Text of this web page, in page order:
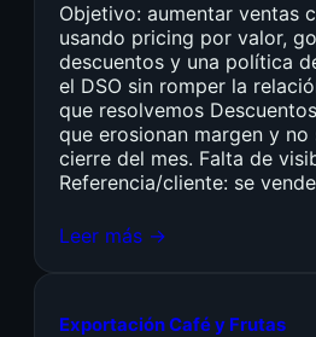
Objetivo: aumentar ventas
usando pricing por valor,
descuentos y una política
el DSO sin romper la
que resolvemos
que erosionan margen y no
cierre del mes. Falta de
Referencia/cliente: se
Leer más →
Exportación Café y Frutas